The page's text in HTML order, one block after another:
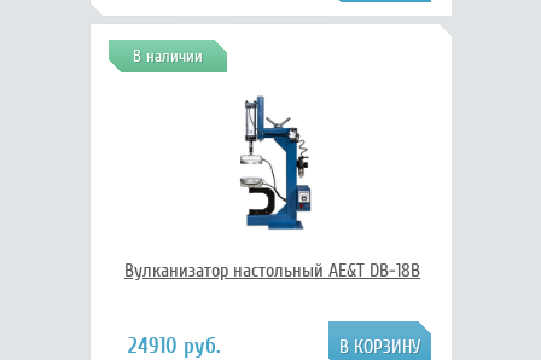
В наличии
Вулканизатор настольный AE&T DB-18B
24910 руб.